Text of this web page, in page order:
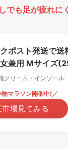
も足が疲れに
クポスト発送で
兼用 Mサイズ
クリーム・インソール
物マラソン開催中!／
市場見てみる